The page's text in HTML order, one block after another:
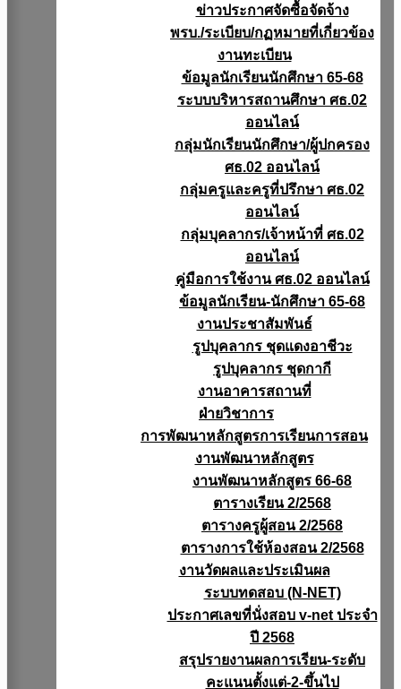
ข่าวประกาศจัดซื้อจัดจ้าง
พรบ./ระเบียบ/กฏหมายที่เกี่ยวข้อง
งานทะเบียน
ข้อมูลนักเรียนนักศึกษา 65-68
ระบบบริหารสถานศึกษา ศธ.02
ออนไลน์
กลุ่มนักเรียนนักศึกษา/ผู้ปกครอง
ศธ.02 ออนไลน์
กลุ่มครูและครูที่ปรึกษา ศธ.02
ออนไลน์
กลุ่มบุคลากร/เจ้าหน้าที่ ศธ.02
ออนไลน์
คู่มือการใช้งาน ศธ.02 ออนไลน์
ข้อมูลนักเรียน-นักศึกษา 65-68
งานประชาสัมพันธ์
รูปบุคลากร ชุดแดงอาชีวะ
รูปบุคลากร ชุดกากี
งานอาคารสถานที่
ฝ่ายวิชาการ
การพัฒนาหลักสูตรการเรียนการสอน
งานพัฒนาหลักสูตร
งานพัฒนาหลักสูตร 66-68
ตารางเรียน 2/2568
ตารางครูผู้สอน 2/2568
ตารางการใช้ห้องสอน 2/2568
งานวัดผลเเละประเมินผล
ระบบทดสอบ (N-NET)
ประกาศเลขที่นั่งสอบ v-net ประจำ
ปี 2568
สรุปรายงานผลการเรียน-ระดับ
คะแนนตั้งแต่-2-ขึ้นไป